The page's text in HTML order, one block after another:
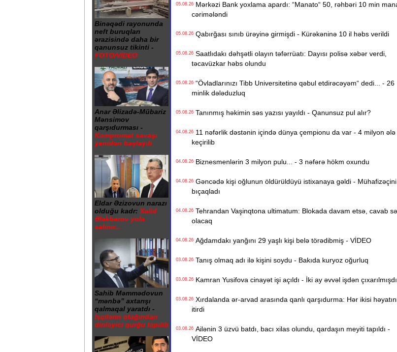
Binəqədi rayonunda
neft buruqları
ərazisində daha bir
qanunsuz tikinti -
FOTO/VİDEO
Anar Əlizadə-Mübariz
Mənsimov
qarşıdurması -
Kompromat savaşı
yenidən başlayıb
Eldar Əzizovun narazı
olduğu kadr: Xalid
Ələkbərov yola
salınır...
Sahib Məmmədovun
“mənbə” axtarışı
qalmaqal yaratdı -
İşçilərin otağından
dinləyici qurğu tapılıb
05.08.26Mərkəzi Bank yoxlama apardı: “Manato“ 50, rəhbəri 10 min
cərimələndi
05.08.26Qabırğası sınıb ürəyinə girmişdi - Kürəkəninə 10 il həbs verildi
05.08.26Saatlıdakı dəhşətli olayın təfərrüatı: Dayısı polisə xəbər verdi,
təcavüzkar həbs olundu
05.08.26“Övladlarınızı Tibb Universitetinə qəbul etdirəcəyəm“ dedi... - 26
minlik dələduzluq
05.08.26Tanınmış həkimin səs yazısı yayıldı - Qanunsuz pul alır?
04.08.2611 nəfərlik dəstənin içində dünya çempionu da var - 4 milyon ələ
keçirilib
04.08.26Biznesmenlərin 3 milyon pulu... - 3 nəfərə hökm oxundu
04.08.26Gəncədə kişi oğlunun öldürüldüyü istixanaya gəldi - Mühafizəçini
bıçaqladı
04.08.26Tehrandan Vaşinqtona ultimatum: Blokada davam etsə, cavab
olacaq
04.08.26Ağdamdakı yanğını 29 yaşlı kişi belə törədibmiş - VİDEO
03.08.26Tanış olmaq adı ilə kişini soydu - Bakıda kuryoz oğurluq
03.08.26Kamran Yusifova cinayət işi açıldı - İki ay əvvəl işdən çıxarılmışdı
03.08.26Xırdalanda ər-arvad arasında qanlı qarşıdurma: Hər ikisi
itirdi
03.08.26Ailənin 3 üzvü batdı, bacı xilas olundu, qardaşın meyiti tapıldı -
VİDEO